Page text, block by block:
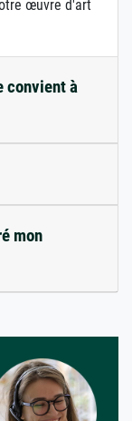
œuvre d'art
convient à
mon